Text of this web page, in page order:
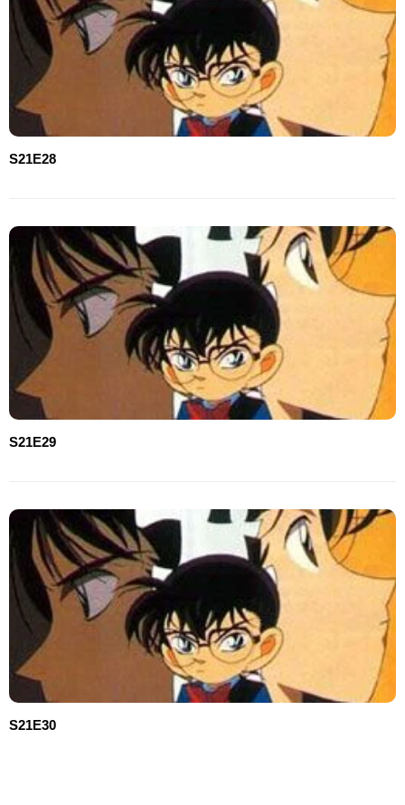
S21E28
S21E29
S21E30